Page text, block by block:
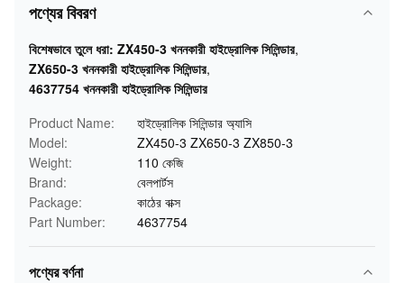
পণ্যের বিবরণ
বিশেষভাবে তুলে ধরা: ZX450-3 খননকারী হাইড্রোলিক সিলিন্ডার,
ZX650-3 খননকারী হাইড্রোলিক সিলিন্ডার,
4637754 খননকারী হাইড্রোলিক সিলিন্ডার
Product Name:
হাইড্রোলিক সিলিন্ডার অ্যাসি
Model:
ZX450-3 ZX650-3 ZX850-3
Weight:
110 কেজি
Brand:
বেলপার্টস
Package:
কাঠের বাক্স
Part Number:
4637754
পণ্যের বর্ণনা